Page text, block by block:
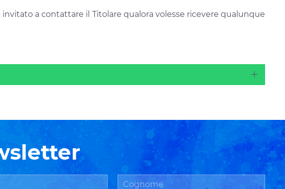
a contattare il Titolare qualora volesse ricevere qualunque